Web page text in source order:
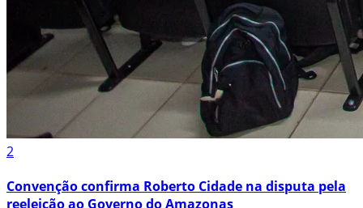
2
Convenção confirma Roberto Cidade na disputa pela
reeleição ao Governo do Amazonas